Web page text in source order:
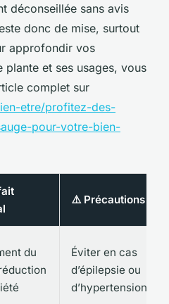
déconseillée sans avis
donc de mise, surtout
approfondir vos
plante et ses usages, vous
complet sur
etre/profitez-des-
pour-votre-bien-
⚠️ Précautions
du
Éviter en cas
d’épilepsie ou
d’hypertension